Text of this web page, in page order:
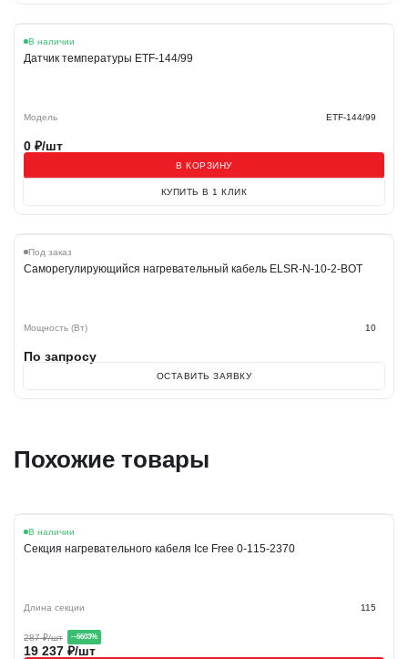
В наличии
Датчик температуры ETF-144/99
Модель ETF-144/99
0 ₽/шт
В КОРЗИНУ
КУПИТЬ В 1 КЛИК
Хит
Под заказ
Саморегулирующийся нагревательный кабель ELSR-N-10-2-BOT
Мощность (Вт) 10
По запросу
ОСТАВИТЬ ЗАЯВКУ
Похожие товары
Акция
В наличии
Секция нагревательного кабеля Ice Free 0-115-2370
Длина секции 115
287₽/шт --6603%
19 237 ₽/шт